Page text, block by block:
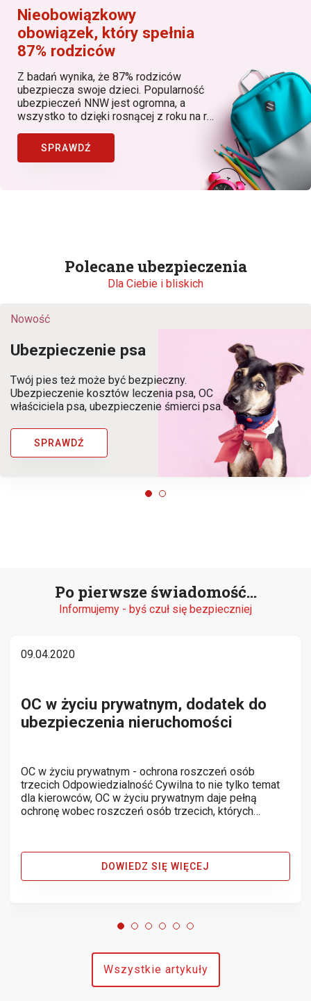
Nieobowiązkowy
obowiązek, który spełnia
87% rodziców
Z badań wynika, że 87% rodziców
ubezpiecza swoje dzieci. Popularność
ubezpieczeń NNW jest ogromna, a
wszystko to dzięki rosnącej z roku na rok
produktów, w których znaczącą rolę
odgrywa Bezpieczny.pl (Generali Polska)
SPRAWDŹ
Polecane ubezpieczenia
Dla Ciebie i bliskich
Nowość
Ubezpieczenie psa
Twój pies też może być bezpieczny.
Ubezpieczenie kosztów leczenia psa, OC
właściciela psa, ubezpieczenie śmierci psa.
SPRAWDŹ
Po pierwsze świadomość...
Informujemy - byś czuł się bezpieczniej
09.04.2020
OC w życiu prywatnym, dodatek do
ubezpieczenia nieruchomości
OC w życiu prywatnym - ochrona roszczeń osób
trzecich Odpowiedzialność Cywilna to nie tylko temat
dla kierowców, OC w życiu prywatnym daje pełną
ochronę wobec roszczeń osób trzecich, których
DOWIEDZ SIĘ WIĘCEJ
Wszystkie artykuły